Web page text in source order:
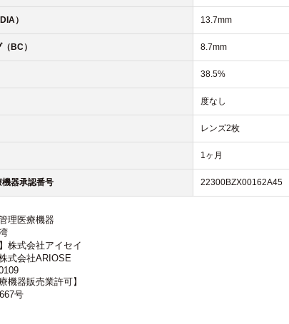
） 13.7mm
BC） 8.7mm
38.5%
度なし
レンズ2枚
1ヶ月
器承認番号 22300BZX00162A45
理医療機器
株式会社アイセイ
式会社ARIOSE
機器販売業許可】
号